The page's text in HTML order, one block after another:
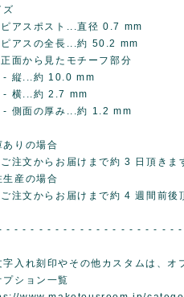
ズ
アスポスト...直径 0.7 mm
アスの全長...約 50.2 mm
面から見たモチーフ部分
...約 10.0 mm
...約 2.7 mm
面の厚み...約 1.2 mm
ありの場合
注文からお届けまで約 3 日頂きま
生産の場合
注文からお届けまで約 4 週間前後
- - - - - - - - - - - - - - - - - - - - - -
入れ刻印やその他カスタムは、オ
ション一覧